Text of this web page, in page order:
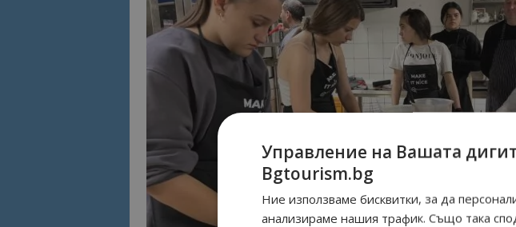
Управление на Вашата
Bgtourism.bg
Ние използваме бисквитки, за да
анализираме нашия трафик. Също така